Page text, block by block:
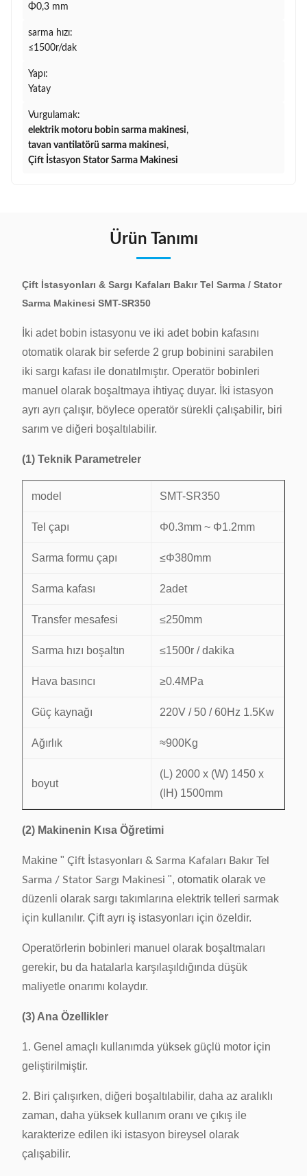
Φ0,3 mm
sarma hızı:
≤1500r/dak
Yapı:
Yatay
Vurgulamak:
elektrik motoru bobin sarma makinesi,
tavan vantilatörü sarma makinesi,
Çift İstasyon Stator Sarma Makinesi
Ürün Tanımı
Çift İstasyonları & Sargı Kafaları Bakır Tel Sarma / Stator
Sarma Makinesi SMT-SR350
İki adet bobin istasyonu ve iki adet bobin kafasını
otomatik olarak bir seferde 2 grup bobinini sarabilen
iki sargı kafası ile donatılmıştır. Operatör bobinleri
manuel olarak boşaltmaya ihtiyaç duyar.
İki istasyon
ayrı ayrı çalışır, böylece operatör sürekli çalışabilir, biri
sarım ve diğeri boşaltılabilir.
(1) Teknik Parametreler
model SMT-SR350
Tel çapı Φ0.3mm ~ Φ1.2mm
Sarma formu çapı ≤Φ380mm
Sarma kafası 2adet
Transfer mesafesi ≤250mm
Sarma hızı boşaltın ≤1500r / dakika
Hava basıncı ≥0.4MPa
Güç kaynağı 220V / 50 / 60Hz 1.5Kw
Ağırlık ≈900Kg
boyut
(L) 2000 x (W) 1450 x
(lH) 1500mm
(2) Makinenin Kısa Öğretimi
Makine " Çift İstasyonları & Sarma Kafaları Bakır Tel
Sarma / Stator Sargı Makinesi ", otomatik olarak ve
düzenli olarak sargı takımlarına elektrik telleri sarmak
için kullanılır. Çift ayrı iş istasyonları için özeldir.
Operatörlerin bobinleri manuel olarak boşaltmaları
gerekir, bu da hatalarla karşılaşıldığında düşük
maliyetle onarımı kolaydır.
(3) Ana Özellikler
1. Genel amaçlı kullanımda yüksek güçlü motor için
geliştirilmiştir.
2. Biri çalışırken, diğeri boşaltılabilir, daha az aralıklı
zaman, daha yüksek kullanım oranı ve çıkış ile
karakterize edilen iki istasyon bireysel olarak
çalışabilir.